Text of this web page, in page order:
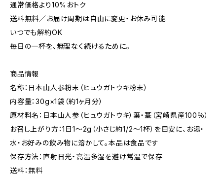
通常価格より10%おトク
送料無料／お届け周期は自由に変更・お休み可能
いつでも解約OK
毎日の一杯を、無理なく続けるために。
商品情報
名称：日本山人参粉末（ヒュウガトウキ粉末）
内容量：30g×1袋（約1ヶ月分）
原材料名：日本山人参（ヒュウガトウキ）葉・茎（宮崎県産100％）
お召し上がり方：1日1〜2g（小さじ約1/2〜1杯）を目安に、お湯・
水・お好みの飲み物に溶かして。本品は食品です
保存方法：直射日光・高温多湿を避け常温で保存
送料：無料